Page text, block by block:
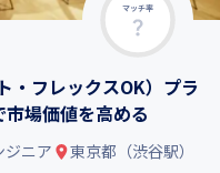
マッチ率
・フレックスOK）プラ
場価値を高める
ジニア
東京都（渋谷駅）